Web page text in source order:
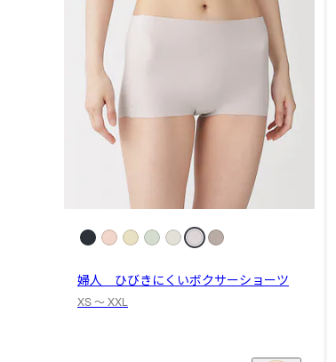
婦人 ひびきにくいボクサーショーツ
XS 〜 XXL